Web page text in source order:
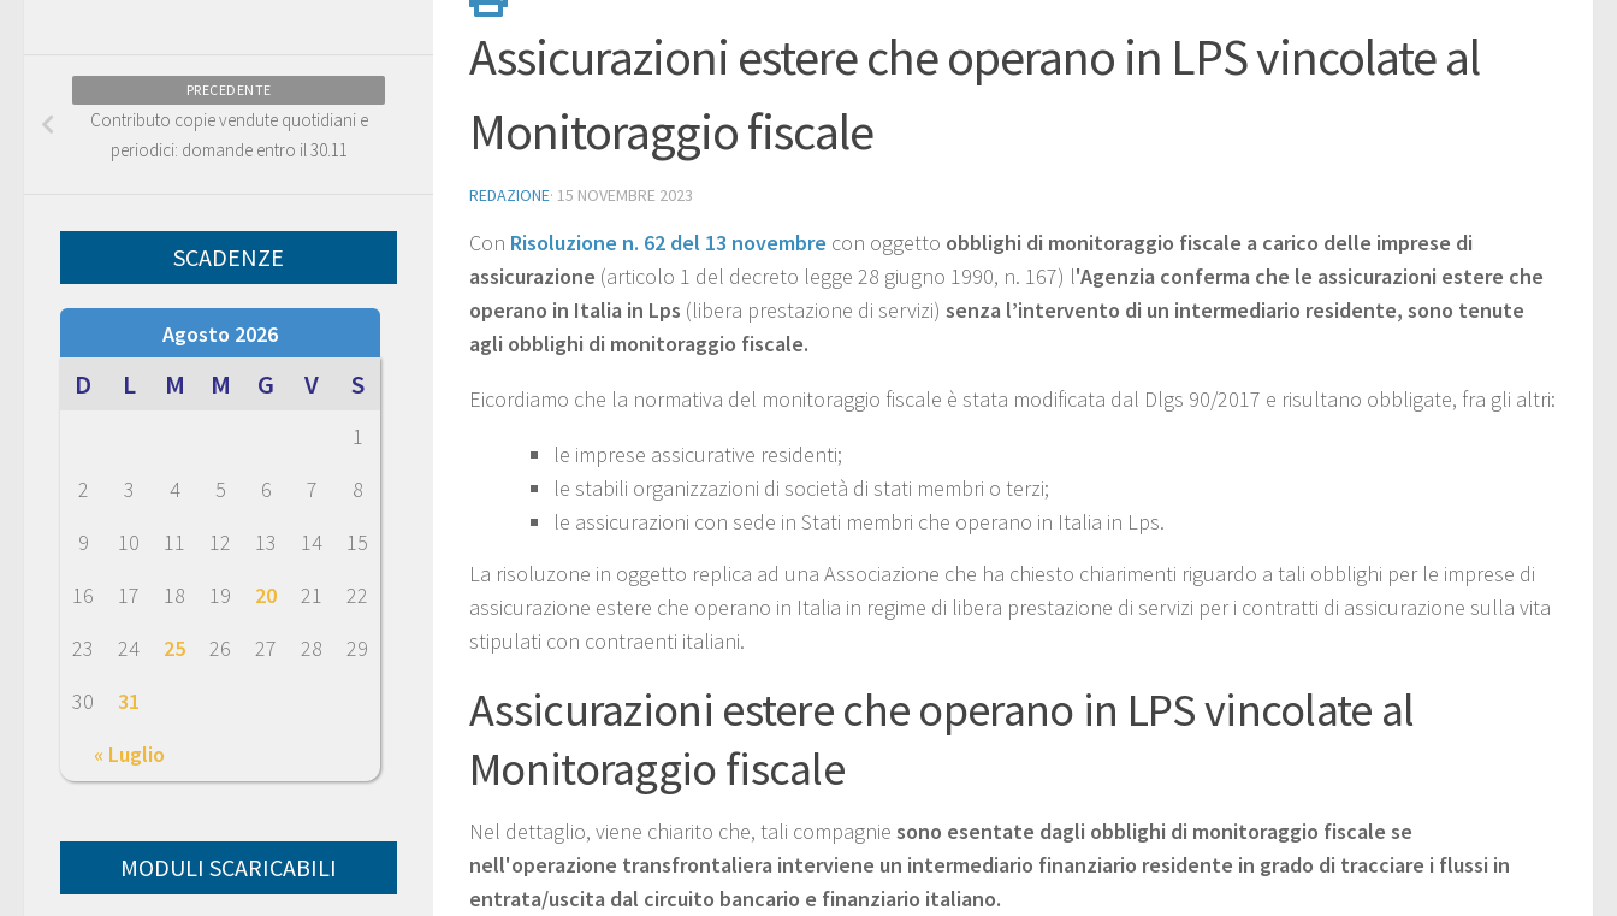
Assicurazioni estere che operano in LPS vincolate al
Monitoraggio fiscale
REDAZIONE· 15 NOVEMBRE 2023
Con Risoluzione n. 62 del 13 novembre con oggetto obblighi di monitoraggio fiscale a carico delle imprese di
assicurazione (articolo 1 del decreto legge 28 giugno 1990, n. 167) l'Agenzia conferma che le assicurazioni estere che
operano in Italia in Lps (libera prestazione di servizi) senza l’intervento di un intermediario residente, sono tenute
agli obblighi di monitoraggio fiscale.
Eicordiamo che la normativa del monitoraggio fiscale è stata modificata dal Dlgs 90/2017 e risultano obbligate, fra gli altri:
le imprese assicurative residenti;
le stabili organizzazioni di società di stati membri o terzi;
le assicurazioni con sede in Stati membri che operano in Italia in Lps.
La risoluzone in oggetto replica ad una Associazione che ha chiesto chiarimenti riguardo a tali obblighi per le imprese di
assicurazione estere che operano in Italia in regime di libera prestazione di servizi per i contratti di assicurazione sulla vita
stipulati con contraenti italiani.
Assicurazioni estere che operano in LPS vincolate al
Monitoraggio fiscale
Nel dettaglio, viene chiarito che, tali compagnie sono esentate dagli obblighi di monitoraggio fiscale se
nell'operazione transfrontaliera interviene un intermediario finanziario residente in grado di tracciare i flussi in
entrata/uscita dal circuito bancario e finanziario italiano.
PRECEDENTE
Contributo copie vendute quotidiani e
periodici: domande entro il 30.11
SCADENZE
Agosto 2026
D L M M G V S
« Luglio
1
2
3 4 5 6 7
8
9
10 11 12 13 14
15
16
17 18 19 20 21
22
23
24 25 26 27 28
29
30
31
MODULI SCARICABILI